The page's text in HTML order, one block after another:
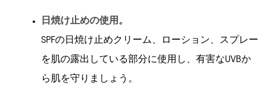
日焼け止めの使用。
SPFの日焼け止めクリーム、ローション、スプレー
を肌の露出している部分に使用し、有害なUVBか
ら肌を守りましょう。